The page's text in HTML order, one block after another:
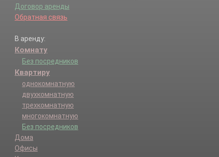
Договор аренды
Обратная связь
В аренду:
Комнату
Без посредников
Квартиру
однокомнатную
двухкомнатную
трехкомнатную
многокомнатную
Без посредников
Дома
Офисы